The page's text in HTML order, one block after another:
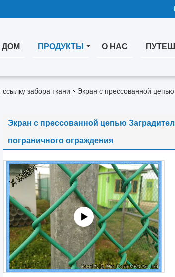
ДОМ ПРОДУКТЫ О НАС
забора ткани
Экран с прессованной
Экран с прессованной цепью
пограничного ограждения